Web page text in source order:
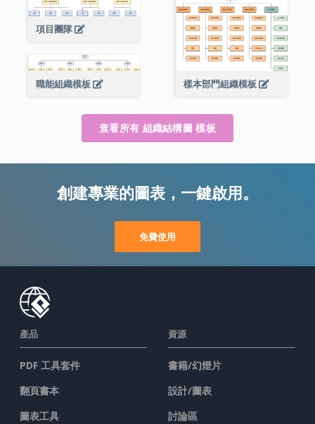
項目團隊
樣本部門組織模板
職能組織模板
查看所有 組織結構圖 模板
創建專業的圖表，一鍵啟用。
免費使用
產品
PDF 工具套件
翻頁書本
圖表工具
資源
書籍/幻燈片
設計/圖表
討論區